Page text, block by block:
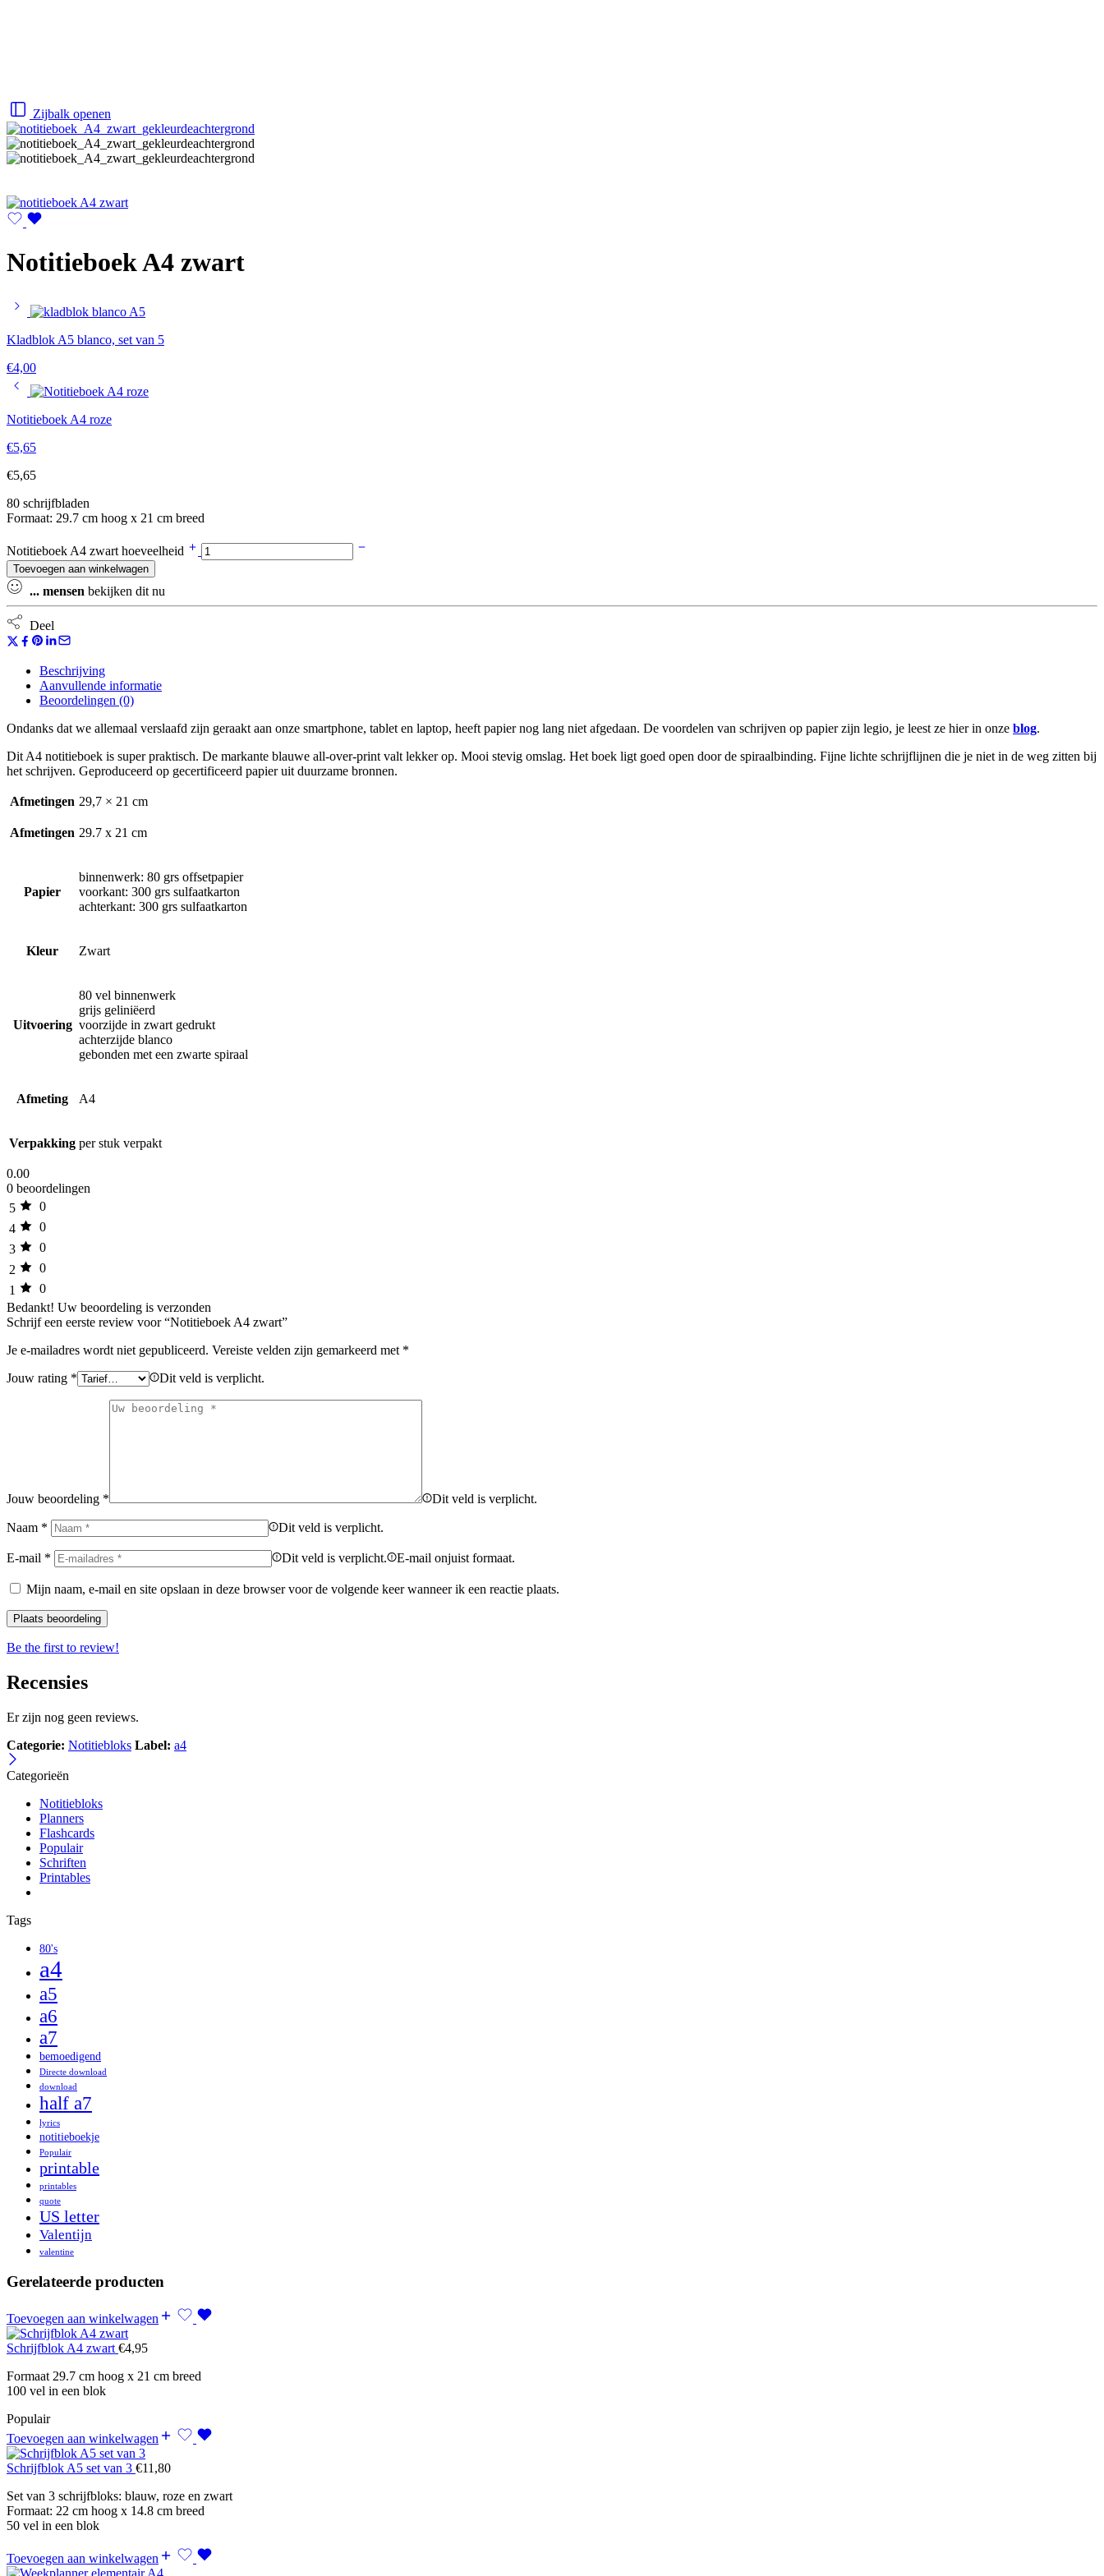
Zijbalk openen
Notitieboek A4 zwart
Kladblok A5 blanco, set van 5
€4,00
Notitieboek A4 roze
€5,65
€5,65
80 schrijfbladen
Formaat: 29.7 cm hoog x 21 cm breed
Notitieboek A4 zwart hoeveelheid
Toevoegen aan winkelwagen
... mensen bekijken dit nu
Deel
Beschrijving
Aanvullende informatie
Beoordelingen (0)
Ondanks dat we allemaal verslaafd zijn geraakt aan onze smartphone, tablet en laptop, heeft papier nog lang niet afgedaan. De voordelen van schrijven op papier zijn legio, je leest ze hier in onze blog.
Dit A4 notitieboek is super praktisch. De markante blauwe all-over-print valt lekker op. Mooi stevig omslag. Het boek ligt goed open door de spiraalbinding. Fijne lichte schrijflijnen die je niet in de weg zitten bij
het schrijven. Geproduceerd op gecertificeerd papier uit duurzame bronnen.
Afmetingen 29,7 × 21 cm
Afmetingen 29.7 x 21 cm
Papier
binnenwerk: 80 grs offsetpapier
voorkant: 300 grs sulfaatkarton
achterkant: 300 grs sulfaatkarton
Kleur Zwart
Uitvoering
80 vel binnenwerk
grijs geliniëerd
voorzijde in zwart gedrukt
achterzijde blanco
gebonden met een zwarte spiraal
Afmeting A4
Verpakking per stuk verpakt
0.00
0 beoordelingen
5
0
4
0
3
0
2
0
1
0
Bedankt! Uw beoordeling is verzonden
Schrijf een eerste review voor “Notitieboek A4 zwart”
Je e-mailadres wordt niet gepubliceerd. Vereiste velden zijn gemarkeerd met *
Jouw rating * Dit veld is verplicht.
Jouw beoordeling * Dit veld is verplicht.
Naam * Dit veld is verplicht.
E-mail * Dit veld is verplicht. E-mail onjuist formaat.
Mijn naam, e-mail en site opslaan in deze browser voor de volgende keer wanneer ik een reactie plaats.
Be the first to review!
Recensies
Er zijn nog geen reviews.
Categorie: Notitiebloks Label: a4
Categorieën
Notitiebloks
Planners
Flashcards
Populair
Schriften
Printables
Tags
80's
a4
a5
a6
a7
bemoedigend
Directe download
download
half a7
lyrics
notitieboekje
Populair
printable
printables
quote
US letter
Valentijn
valentine
Gerelateerde producten
Toevoegen aan winkelwagen
Schrijfblok A4 zwart €4,95
Formaat 29.7 cm hoog x 21 cm breed
100 vel in een blok
Populair
Toevoegen aan winkelwagen
Schrijfblok A5 set van 3 €11,80
Set van 3 schrijfbloks: blauw, roze en zwart
Formaat: 22 cm hoog x 14.8 cm breed
50 vel in een blok
Toevoegen aan winkelwagen